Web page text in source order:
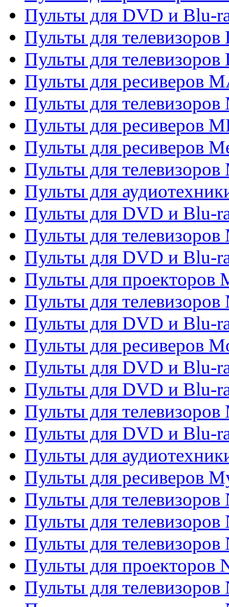
Пульты для DVD и Blu-
Пульты для телевизоров
Пульты для телевизоров
Пульты для ресиверов
Пульты для телевизоров
Пульты для ресиверов
Пульты для ресиверов
Пульты для телевизоров
Пульты для
Пульты для DVD и Blu-
Пульты для
Пульты для DVD и Blu-
Пульты для проекторов
Пульты для
Пульты для DVD и Blu-
Пульты для ресиверов
Пульты для DVD и Blu-
Пульты для DVD и Blu-
Пульты для телевизоров
Пульты для DVD и Blu-
Пульты для
Пульты для ресиверов
Пульты для телевизоров
Пульты для телевизоров
Пульты для телевизоров
Пульты для проекторов
Пульты для телевизоров